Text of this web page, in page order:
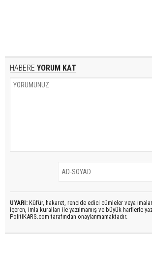
HABERE YORUM KAT
UYARI: Küfür, hakaret, rencide edici cümleler veya
içeren, imla kuralları ile yazılmamış ve büyük harflerle
PolitiKARS.com tarafından onaylanmamaktadır.